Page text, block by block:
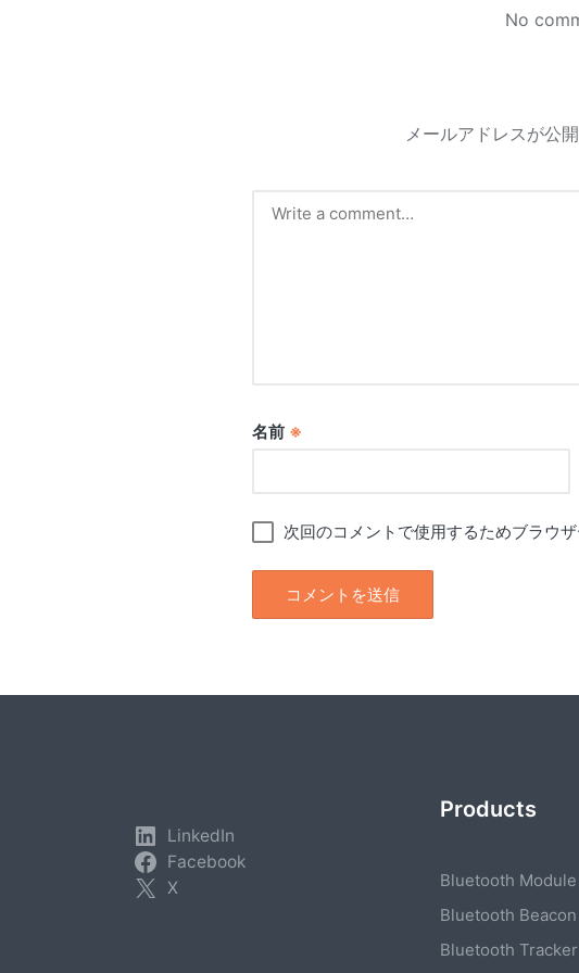
No
メールアドレスが公
名前 ※
次回のコメントで使用するためブラウ
LinkedIn
Facebook
X
Products
Bluetooth Module
Bluetooth Beacon
Bluetooth Tracker